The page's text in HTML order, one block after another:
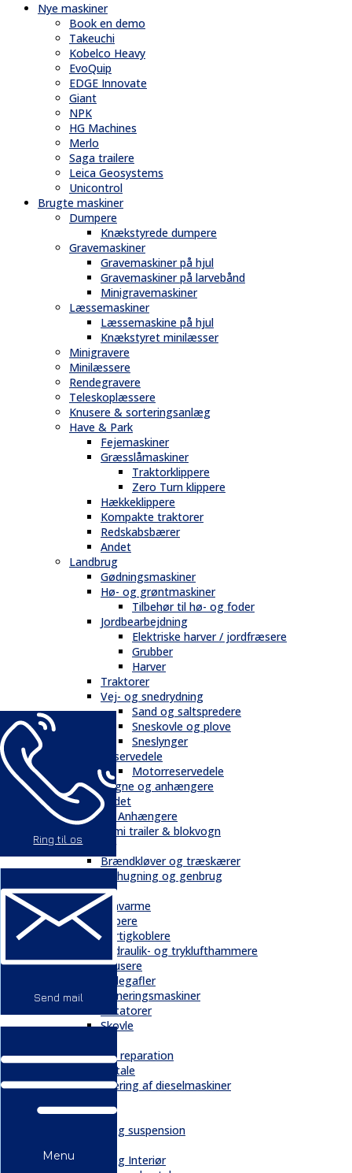
Ring til os
Send mail
Menu
Nye maskiner
Book en demo
Takeuchi
Kobelco Heavy
EvoQuip
EDGE Innovate
Giant
NPK
HG Machines
Merlo
Saga trailere
Leica Geosystems
Unicontrol
Brugte maskiner
Dumpere
Knækstyrede dumpere
Gravemaskiner
Gravemaskiner på hjul
Gravemaskiner på larvebånd
Minigravemaskiner
Læssemaskiner
Læssemaskine på hjul
Knækstyret minilæsser
Minigravere
Minilæssere
Rendegravere
Teleskoplæssere
Knusere & sorteringsanlæg
Have & Park
Fejemaskiner
Græsslåmaskiner
Traktorklippere
Zero Turn klippere
Hækkeklippere
Kompakte traktorer
Redskabsbærer
Andet
Landbrug
Gødningsmaskiner
Hø- og grøntmaskiner
Tilbehør til hø- og foder
Jordbearbejdning
Elektriske harver / jordfræsere
Grubber
Harver
Traktorer
Vej- og snedrydning
Sand og saltspredere
Sneskovle og plove
Sneslynger
Reservedele
Motorreservedele
Vogne og anhængere
Andet
Trailere / Anhængere
Semi trailer & blokvogn
Skovbrug
Brændkløver og træskærer
Flishugning og genbrug
Tilbehør
Gravarme
Gribere
Hurtigkoblere
Hydraulik- og tryklufthammere
Knusere
Pallegafler
Planeringsmaskiner
Rotatorer
Skovle
Service & reparation
Serviceaftale
Elektrificering af dieselmaskiner
Bånd
Chassis og suspension
Kabiner og Interiør